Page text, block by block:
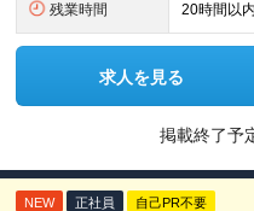
残業時間 20時間以内
求人を見る
掲載終了予
NEW 正社員 自己PR不要